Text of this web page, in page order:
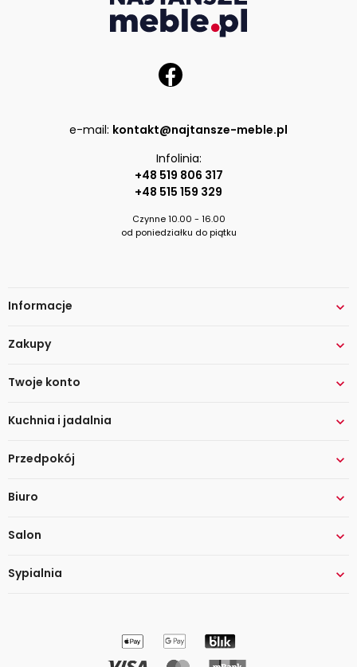
e-mail: kontakt@najtansze-meble.pl
Infolinia:
+48 519 806 317
+48 515 159 329
Czynne 10.00 - 16.00
od poniedziałku do piątku
Informacje 
Zakupy 
Twoje konto 
Kuchnia i jadalnia 
Przedpokój 
Biuro 
Salon 
Sypialnia 